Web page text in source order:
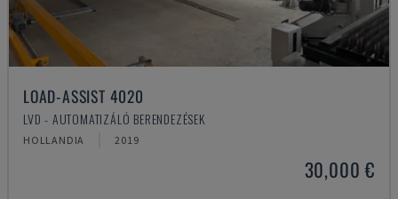
LOAD-ASSIST 4020
LVD - AUTOMATIZÁLÓ BERENDEZÉSEK
HOLLANDIA 2019
30,000 €